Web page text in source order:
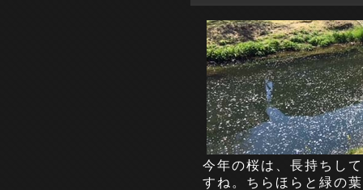
今年の桜は、長持ちし
すね。ちらほらと緑の